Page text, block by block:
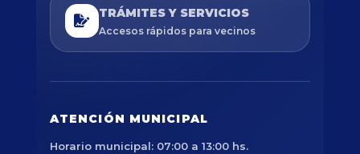
TRÁMITES Y SERVICIOS
Accesos rápidos para vecinos
ATENCIÓN MUNICIPAL
Horario municipal: 07:00 a 13:00 hs.